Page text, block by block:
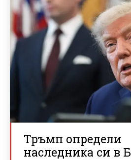
Тръмп определи
наследника си в